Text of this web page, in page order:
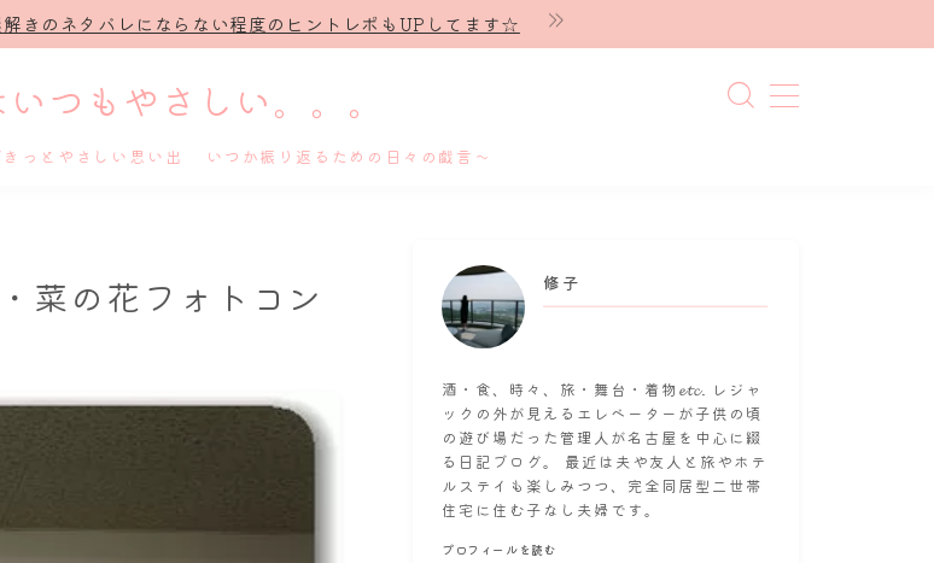
解きのネタバレにならない程度のヒントレポもUPしてます☆
つもやさしい。。。
きっとやさしい思い出 いつか振り返るための日々の戯言～
ール
ブ
菜の花フォトコン
修子
酒・食、時々、旅・舞台・着物𝓮𝓽𝓬. レジャ
ックの外が見えるエレベーターが子供の頃
の遊び場だった管理人が名古屋を中心に綴
る日記ブログ。 最近は夫や友人と旅やホテ
ルステイも楽しみつつ、完全同居型二世帯
住宅に住む子なし夫婦です。
プロフィールを読む